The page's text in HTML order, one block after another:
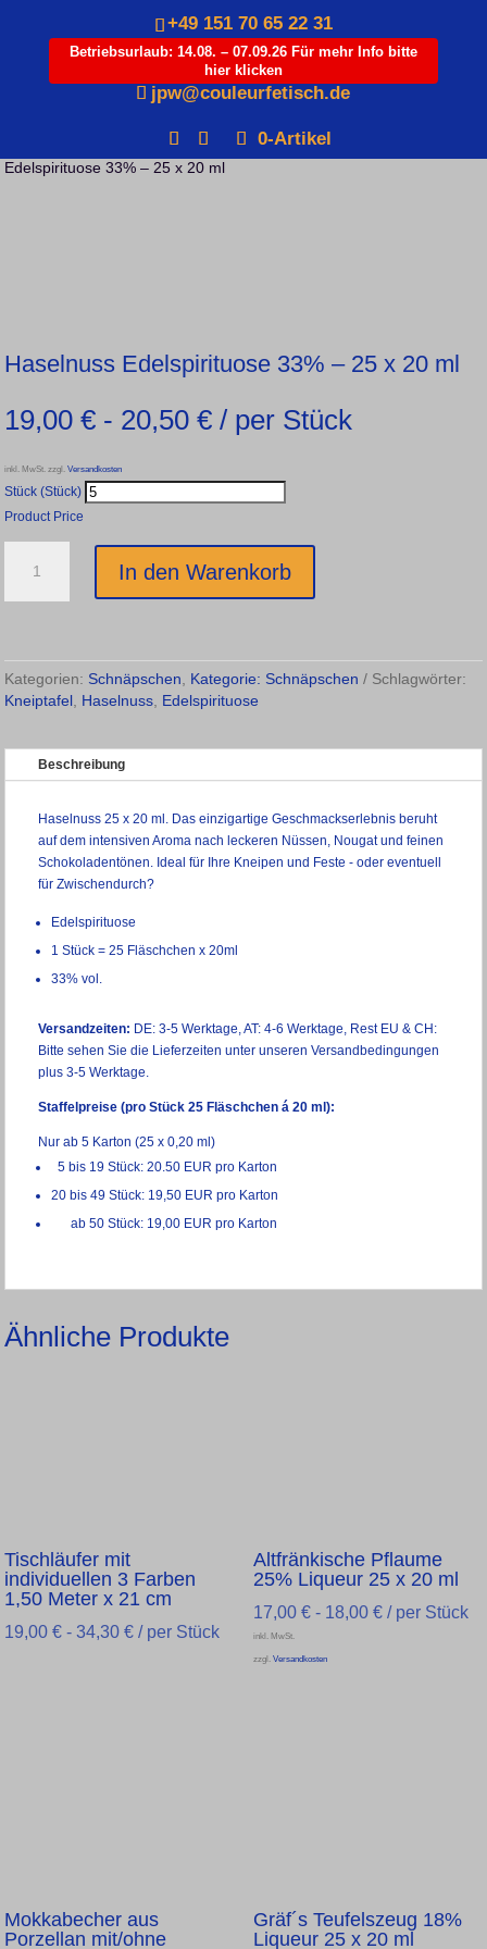
+49 151 70 65 22 31
Betriebsurlaub: 14.08. – 07.09.26 Für mehr Info bitte
hier klicken
jpw@couleurfetisch.de
0-Artikel
Products
Präsente /Kategorie: Schnäpschen
Edelspirituose 33% – 25 x 20 ml
Haselnuss Edelspirituose 33% – 25 x 20 ml
19,00 € - 20,50 € / per Stück
inkl. MwSt. zzgl. Versandkosten
Stück (Stück)
Product Price
Edelspirituose
x
20
ml
In den Warenkorb
Kategorien: Schnäpschen Kategorie: Schnäpschen
Schlagwörter:
Kneiptafel Haselnuss Edelspirituose
Beschreibung
Haselnuss 25 x 20 ml. Das einzigartige Geschmackserlebnis beruht
auf dem intensiven Aroma nach leckeren Nüssen, Nougat und feinen
Schokoladentönen. Ideal für Ihre Kneipen und Feste - oder eventuell
für Zwischendurch?
Edelspirituose
1 Stück = 25 Fläschchen x 20ml
33% vol.
Versandzeiten: DE: 3-5 Werktage, AT: 4-6 Werktage, Rest EU & CH:
Bitte sehen Sie die Lieferzeiten unter unseren Versandbedingungen
plus 3-5 Werktage.
Staffelpreise (pro Stück 25 Fläschchen á 20 ml):
Nur ab 5 Karton (25 x 0,20 ml)
5 bis 19 Stück: 20.50 EUR pro Karton
20 bis 49 Stück: 19,50 EUR pro Karton
ab 50 Stück: 19,00 EUR pro Karton
Ähnliche Produkte
Tischläufer mit
individuellen 3 Farben
1,50 Meter x 21 cm
19,00 € - 34,30 € / per Stück
Altfränkische Pflaume
25% Liqueur 25 x 20 ml
17,00 €- 18,00 €/ per Stück
inkl. MwSt.
zzgl. Versandkosten
Mokkabecher aus
Porzellan mit/ohne
Gräf´s Teufelszeug 18%
Liqueur 25 x 20 ml